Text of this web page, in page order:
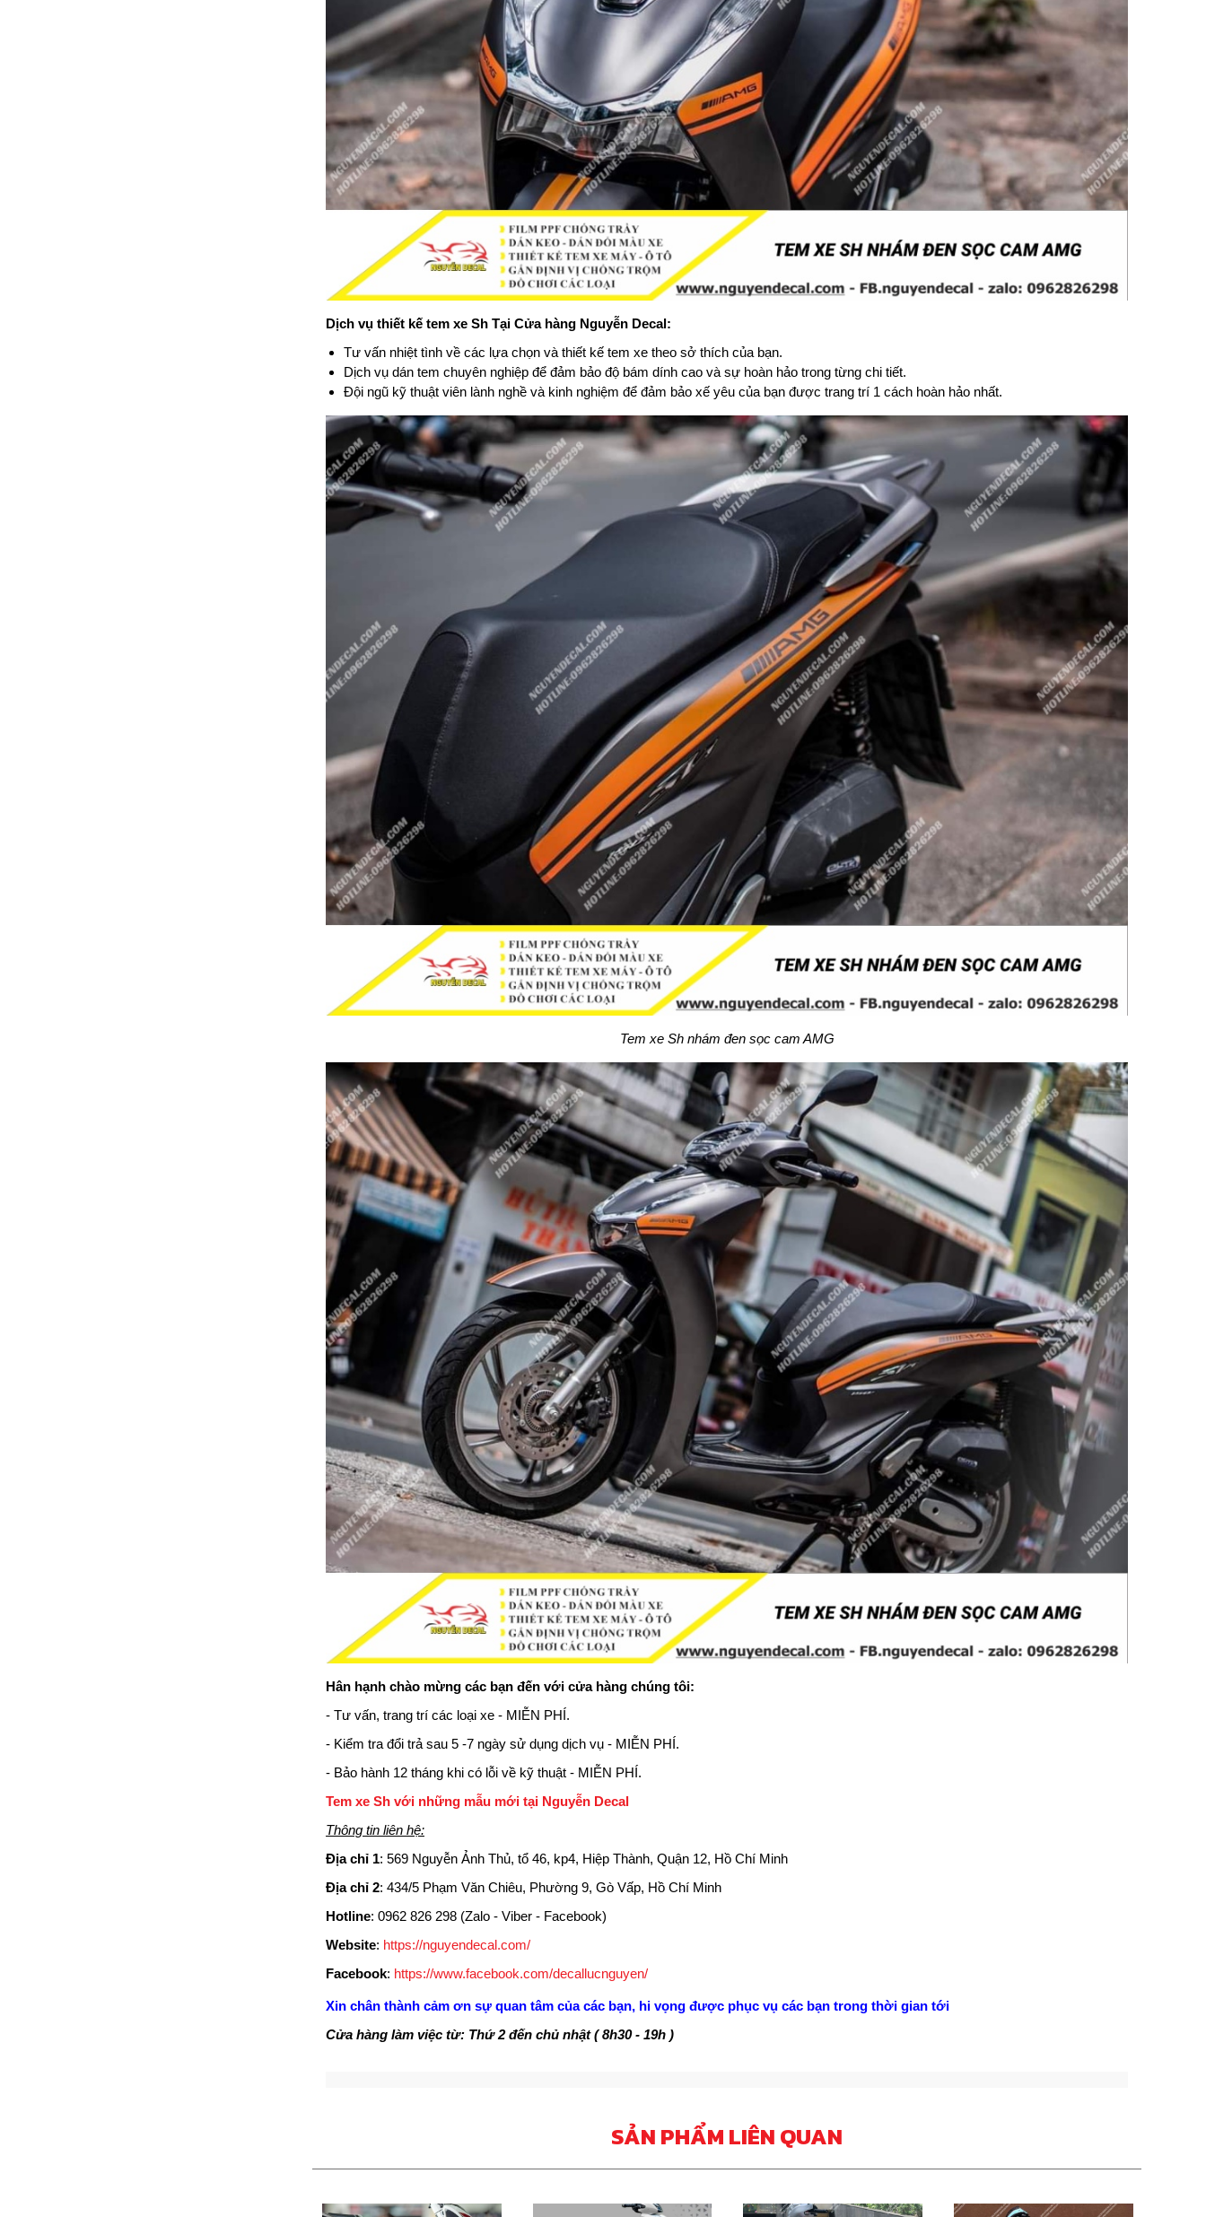
Dịch vụ thiết kế tem xe Sh Tại Cửa hàng Nguyễn Decal:
Tư vấn nhiệt tình về các lựa chọn và thiết kế tem xe theo sở thích của bạn.
Dịch vụ dán tem chuyên nghiệp để đảm bảo độ bám dính cao và sự hoàn hảo trong từng chi tiết.
Đội ngũ kỹ thuật viên lành nghề và kinh nghiệm để đảm bảo xế yêu của bạn được trang trí 1 cách hoàn hảo nhất.
Tem xe Sh nhám đen sọc cam AMG
Hân hạnh chào mừng các bạn đến với cửa hàng chúng tôi:
- Tư vấn, trang trí các loại xe - MIỄN PHÍ.
- Kiểm tra đổi trả sau 5 -7 ngày sử dụng dịch vụ - MIỄN PHÍ.
- Bảo hành 12 tháng khi có lỗi về kỹ thuật - MIỄN PHÍ.
Tem xe Sh với những mẫu mới tại Nguyễn Decal
Thông tin liên hệ:
Địa chỉ 1: 569 Nguyễn Ảnh Thủ, tổ 46, kp4, Hiệp Thành, Quận 12, Hồ Chí Minh
Địa chỉ 2: 434/5 Phạm Văn Chiêu, Phường 9, Gò Vấp, Hồ Chí Minh
Hotline: 0962 826 298 (Zalo - Viber - Facebook)
Website: https://nguyendecal.com/
Facebook: https://www.facebook.com/decallucnguyen/
Xin chân thành cảm ơn sự quan tâm của các bạn, hi vọng được phục vụ các bạn trong thời gian tới
Cửa hàng làm việc từ: Thứ 2 đến chủ nhật ( 8h30 - 19h )
SẢN PHẨM LIÊN QUAN